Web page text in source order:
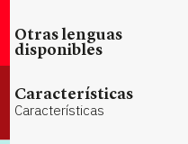
Otras lenguas
disponibles
Características
Características